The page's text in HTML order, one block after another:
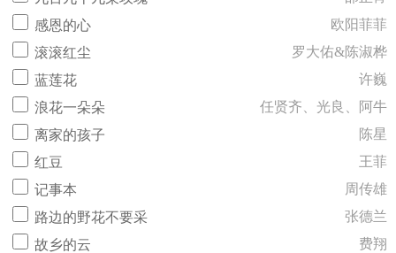
感恩的心
欧阳菲菲
滚滚红尘
罗大佑&陈淑桦
蓝莲花
许巍
浪花一朵朵
任贤齐、光良、阿牛
离家的孩子
陈星
红豆
王菲
记事本
周传雄
路边的野花不要采
张德兰
故乡的云
费翔